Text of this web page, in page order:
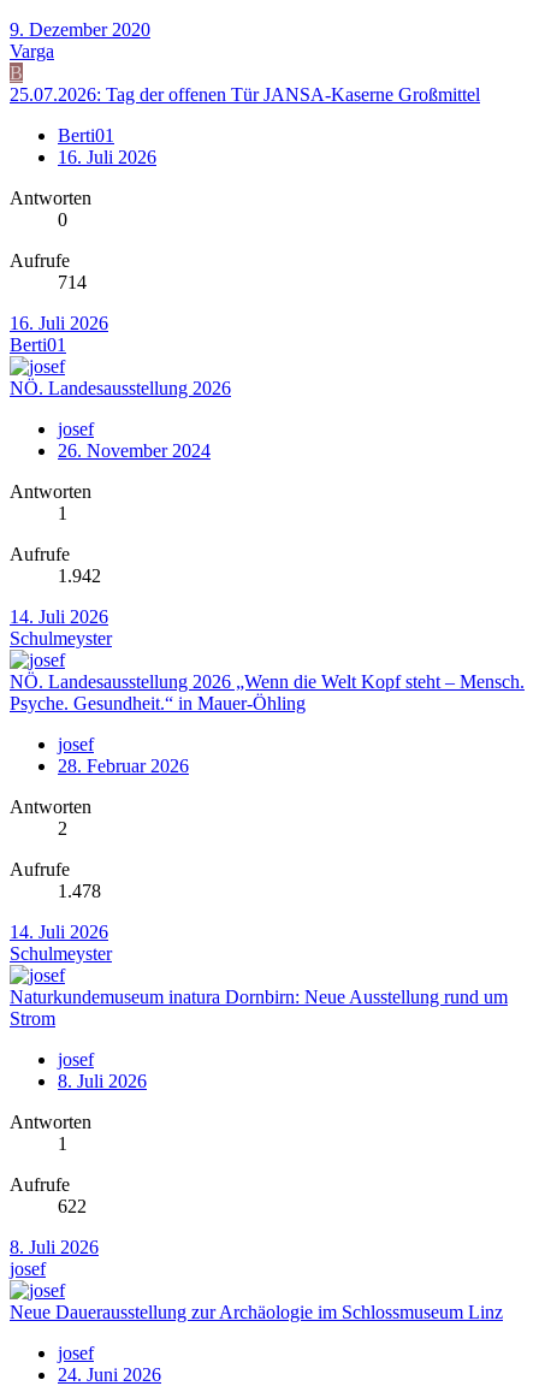
9. Dezember 2020
Varga
B
25.07.2026: Tag der offenen Tür JANSA-Kaserne Großmittel
Berti01
16. Juli 2026
Antworten
0
Aufrufe
714
16. Juli 2026
Berti01
NÖ. Landesausstellung 2026
josef
26. November 2024
Antworten
1
Aufrufe
1.942
14. Juli 2026
Schulmeyster
NÖ. Landesausstellung 2026 „Wenn die Welt Kopf steht – Mensch.
Psyche. Gesundheit.“ in Mauer-Öhling
josef
28. Februar 2026
Antworten
2
Aufrufe
1.478
14. Juli 2026
Schulmeyster
Naturkundemuseum inatura Dornbirn: Neue Ausstellung rund um
Strom
josef
8. Juli 2026
Antworten
1
Aufrufe
622
8. Juli 2026
josef
Neue Dauerausstellung zur Archäologie im Schlossmuseum Linz
josef
24. Juni 2026